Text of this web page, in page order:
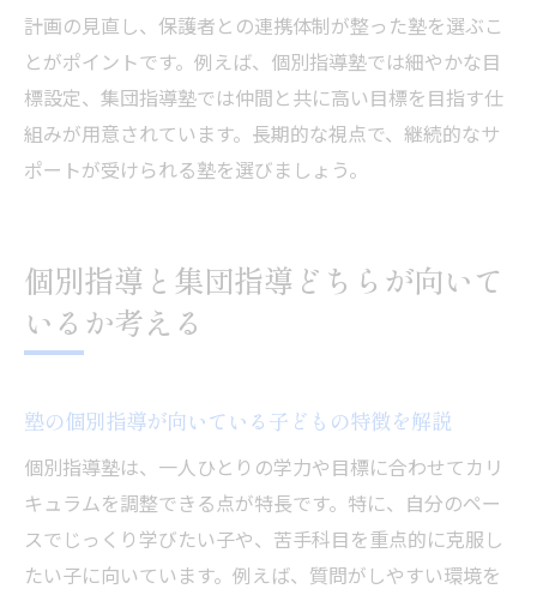
計画の見直し、保護者との連携体制が整った塾を選ぶこ
とがポイントです。例えば、個別指導塾では細やかな目
標設定、集団指導塾では仲間と共に高い目標を目指す仕
組みが用意されています。長期的な視点で、継続的なサ
ポートが受けられる塾を選びましょう。
個別指導と集団指導どちらが向いて
いるか考える
塾の個別指導が向いている子どもの特徴を解説
個別指導塾は、一人ひとりの学力や目標に合わせてカリ
キュラムを調整できる点が特長です。特に、自分のペー
スでじっくり学びたい子や、苦手科目を重点的に克服し
たい子に向いています。例えば、質問がしやすい環境を